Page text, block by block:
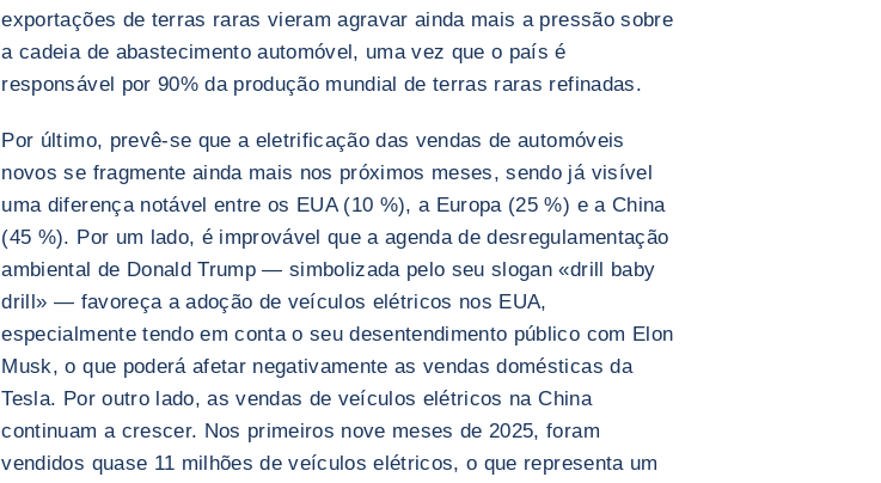
exportações de terras raras vieram agravar ainda mais a pressão sobre
a cadeia de abastecimento automóvel, uma vez que o país é
responsável por 90% da produção mundial de terras raras refinadas.
Por último, prevê-se que a eletrificação das vendas de automóveis
novos se fragmente ainda mais nos próximos meses, sendo já visível
uma diferença notável entre os EUA (10 %), a Europa (25 %) e a China
(45 %). Por um lado, é improvável que a agenda de desregulamentação
ambiental de Donald Trump — simbolizada pelo seu slogan «drill baby
drill» — favoreça a adoção de veículos elétricos nos EUA,
especialmente tendo em conta o seu desentendimento público com Elon
Musk, o que poderá afetar negativamente as vendas domésticas da
Tesla. Por outro lado, as vendas de veículos elétricos na China
continuam a crescer. Nos primeiros nove meses de 2025, foram
vendidos quase 11 milhões de veículos elétricos, o que representa um